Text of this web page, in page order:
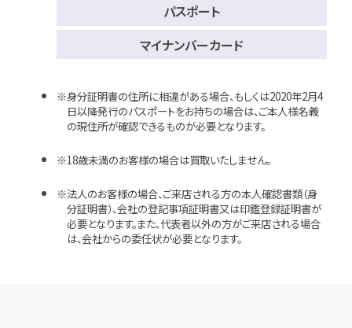
パスポート
マイナンバーカード
身分証明書の住所に相違がある場合、もしくは2020年2月4
日以降発行のパスポートをお持ちの場合は、ご本人様名義
の現住所が確認できるものが必要となります。
18歳未満のお客様の場合は買取いたしません。
法人のお客様の場合、ご来店される方の本人確認書類（身
分証明書）、会社の登記事項証明書又は印鑑登録証明書が
必要となります。また、代表者以外の方がご来店される場合
は、会社からの委任状が必要となります。